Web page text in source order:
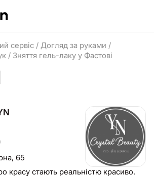
сервіс / Догляд за руками /
/ Зняття гель-лаку у Фастові
65
красу стають реальністю красиво.